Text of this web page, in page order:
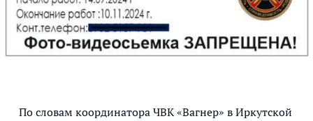
По словам координатора ЧВК «Вагнер» в Иркутской